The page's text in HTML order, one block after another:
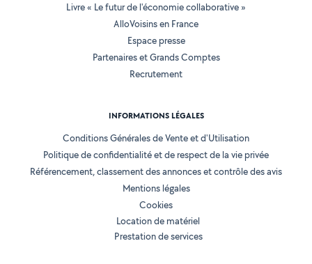
Livre « Le futur de l'économie collaborative »
AlloVoisins en France
Espace presse
Partenaires et Grands Comptes
Recrutement
INFORMATIONS LÉGALES
Conditions Générales de Vente et d'Utilisation
Politique de confidentialité et de respect de la vie privée
Référencement, classement des annonces et contrôle des avis
Mentions légales
Cookies
Location de matériel
Prestation de services